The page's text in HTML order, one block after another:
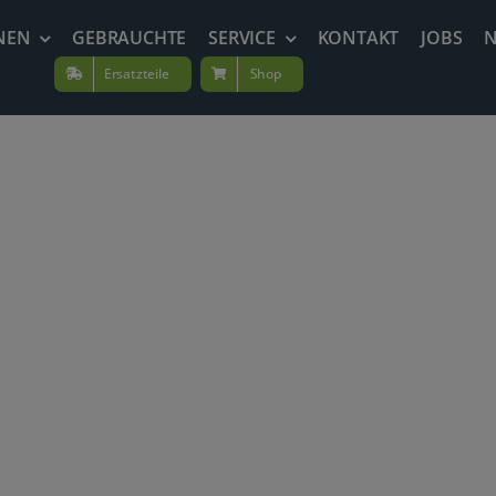
GEBRAUCHTE SERVICE KONTAKT JOBS
Ersatzteile Shop